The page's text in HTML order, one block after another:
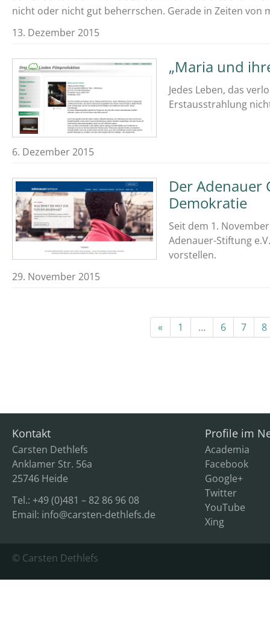
nicht oder nicht gut beherrschen. Gerade in Zeiten von
13. Dezember 2015
„Maria und
Jedes Leben, das
Erstausstrahlung
6. Dezember 2015
Der Adenauer
Demokratie
Seit dem 1.
Adenauer-Stiftung
vorstellen.
29. November 2015
« 1 … 6 7 8
Kontakt
Carsten Dethlefs
Anklamer Str. 56a
25746 Heide
Tel.: +49 (0)481 – 82 86 96 08
Email: info@carsten-dethlefs.de
Profile im
Academia
Facebook
Google+
Twitter
YouTube
Xing
© Carsten Dethlefs